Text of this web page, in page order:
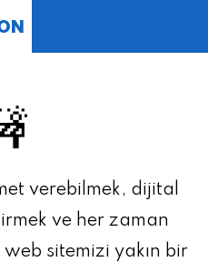
verebilmek, dijital
ve her zaman
sitemizi yakın bir